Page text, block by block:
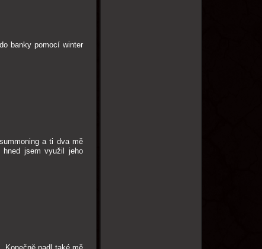
banky pomocí winter
a ti dva mě
jsem využil jeho